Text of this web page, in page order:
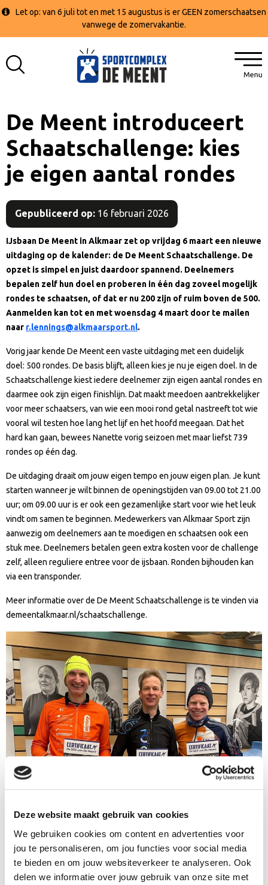
Deze website maakt gebruik van cookies
We gebruiken cookies om content en advertenties voor
jou te personaliseren, om jou functies voor social media
te bieden en om jouw websiteverkeer te analyseren. Ook
delen we informatie over jouw gebruik van onze site met
Let op: van 6 juli tot en met 15 augustus is er GEEN zomerschaatsen
vanwege de zomervakantie.
De Meent introduceert
Schaatschallenge: kies
je eigen aantal rondes
Gepubliceerd op: 16 februari 2026
IJsbaan De Meent in Alkmaar zet op vrijdag 6 maart een nieuwe
uitdaging op de kalender: de De Meent Schaatschallenge. De
opzet is simpel en juist daardoor spannend. Deelnemers
bepalen zelf hun doel en proberen in één dag zoveel mogelijk
rondes te schaatsen, of dat er nu 200 zijn of ruim boven de 500.
Aanmelden kan tot en met woensdag 4 maart door te mailen
naar r.lennings@alkmaarsport.nl.
Vorig jaar kende De Meent een vaste uitdaging met een duidelijk
doel: 500 rondes. De basis blijft, alleen kies je nu je eigen doel. In de
Schaatschallenge kiest iedere deelnemer zijn eigen aantal rondes en
daarmee ook zijn eigen finishlijn. Dat maakt meedoen aantrekkelijker
voor meer schaatsers, van wie een mooi rond getal nastreeft tot wie
vooral wil testen hoe lang het lijf en het hoofd meegaan. Dat het
hard kan gaan, bewees Nanette vorig seizoen met maar liefst 739
rondes op één dag.
De uitdaging draait om jouw eigen tempo en jouw eigen plan. Je kunt
starten wanneer je wilt binnen de openingstijden van 09.00 tot 21.00
uur; om 09.00 uur is er ook een gezamenlijke start voor wie het leuk
vindt om samen te beginnen. Medewerkers van Alkmaar Sport zijn
aanwezig om deelnemers aan te moedigen en schaatsen ook een
stuk mee. Deelnemers betalen geen extra kosten voor de challenge
zelf, alleen reguliere entree voor de ijsbaan. Ronden bijhouden kan
via een transponder.
Meer informatie over de De Meent Schaatschallenge is te vinden via
demeentalkmaar.nl/schaatschallenge.